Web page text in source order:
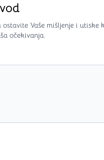
Vaše mišljenje i
očekivanja.